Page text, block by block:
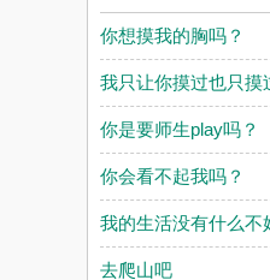
你想摸我的胸吗？
我只让你摸过也只摸
你是要师生play吗？
你会看不起我吗？
我的生活没有什么不
去爬山吧